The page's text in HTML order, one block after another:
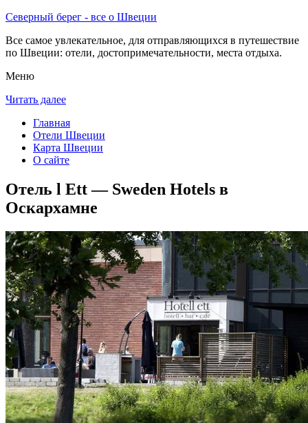
Северный берег - все о Швеции
Все самое увлекательное, для отправляющихся в путешествие
по Швеции: отели, достопримечательности, места отдыха.
Меню
Читать далее
Главная
Отели Швеции
Карта Швеции
О сайте
Отель l Ett — Sweden Hotels в
Оскархамне